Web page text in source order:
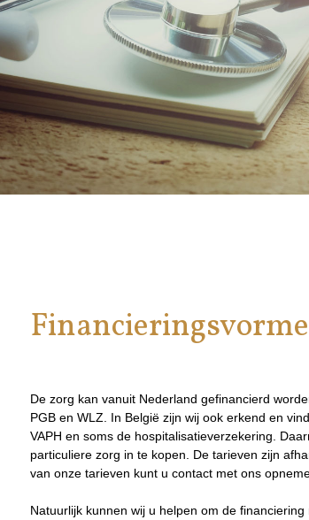
De zorg kan vanuit Nederland gefinancierd
PGB en WLZ. In België zijn wij ook erkend en
VAPH en soms de hospitalisatieverzekering.
particuliere zorg in te kopen. De tarieven zijn
van onze tarieven kunt u contact met ons
Natuurlijk kunnen wij u helpen om de